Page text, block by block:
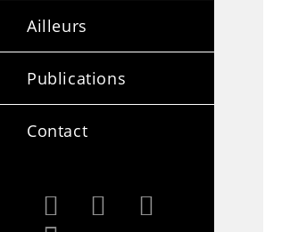
Ailleurs
Publications
Contact